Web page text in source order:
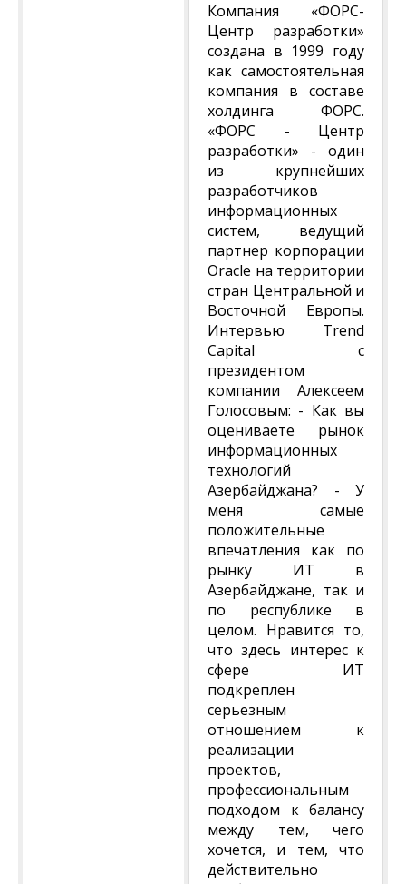
Компания «ФОРС-
Центр разработки»
создана в 1999 году
как самостоятельная
компания в составе
холдинга ФОРС.
«ФОРС - Центр
разработки» - один
из крупнейших
разработчиков
информационных
систем, ведущий
партнер корпорации
Oracle на территории
стран Центральной и
Восточной Европы.
Интервью Trend
Capital c
президентом
компании Алексеем
Голосовым: - Как вы
оцениваете рынок
информационных
технологий
Азербайджана? - У
меня самые
положительные
впечатления как по
рынку ИТ в
Азербайджане, так и
по республике в
целом. Нравится то,
что здесь интерес к
сфере ИТ
подкреплен
серьезным
отношением к
реализации
проектов,
профессиональным
подходом к балансу
между тем, чего
хочется, и тем, что
действительно